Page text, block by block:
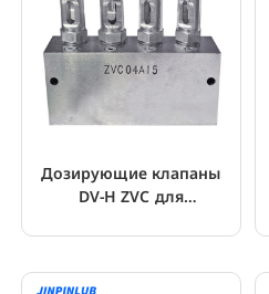
Дозирующие клапаны
DV-H ZVC для
систем смазки